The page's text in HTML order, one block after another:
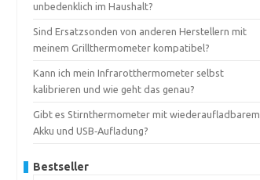
unbedenklich im Haushalt?
Sind Ersatzsonden von anderen Herstellern mit
meinem Grillthermometer kompatibel?
Kann ich mein Infrarotthermometer selbst
kalibrieren und wie geht das genau?
Gibt es Stirnthermometer mit wiederaufladbarem
Akku und USB‑Aufladung?
Bestseller